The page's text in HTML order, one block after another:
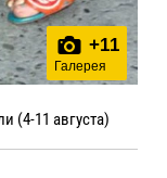
+11
Галерея
(4-11 августа)